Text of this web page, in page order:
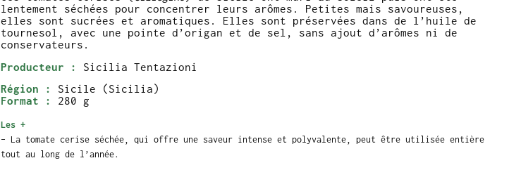
lentement séchées pour concentrer leurs arômes. Petites mais savoureuses,
elles sont sucrées et aromatiques. Elles sont préservées dans de l’huile de
tournesol, avec une pointe d’origan et de sel, sans ajout d’arômes ni de
conservateurs.
Producteur :
Sicilia Tentazioni
Région :
Sicile (Sicilia)
Format :
280 g
Les +
– La tomate cerise séchée, qui offre une saveur intense et polyvalente, peut être utilisée entière
tout au long de l’année.